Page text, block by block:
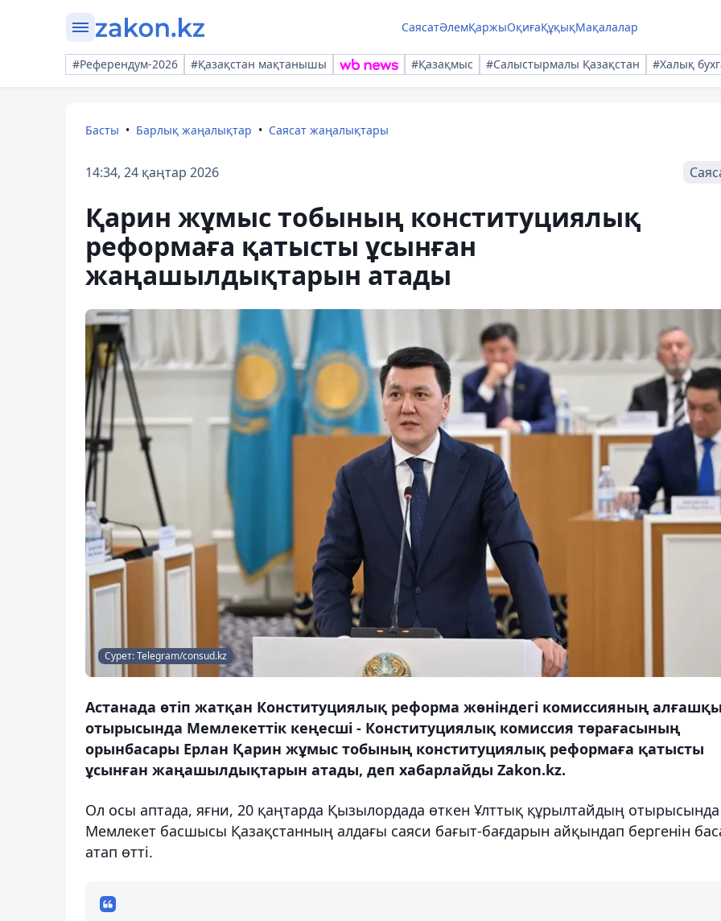
СаясатӘлемҚаржыОқиғаҚұқықМақалалар
#Референдум-2026 #Қазақстан мақтанышы #Қазақмыс #Салыстырмалы Қазақстан #Халық
Басты Барлық жаңалықтар Саясат жаңалықтары
14:34, 24 қаңтар 2026
Қарин жұмыс тобының конституциялық
реформаға қатысты ұсынған
жаңашылдықтарын атады
Сурет: Telegram/consud.kz
Астанада өтіп жатқан Конституциялық реформа жөніндегі комиссияның
отырысында Мемлекеттік кеңесші - Конституциялық комиссия төрағасының
орынбасары Ерлан Қарин жұмыс тобының конституциялық реформаға қатысты
ұсынған жаңашылдықтарын атады, деп хабарлайды Zakon.kz.
Ол осы аптада, яғни, 20 қаңтарда Қызылордада өткен Ұлттық құрылтайдың отырысында
Мемлекет басшысы Қазақстанның алдағы саяси бағыт-бағдарын айқындап бергенін
атап өтті.